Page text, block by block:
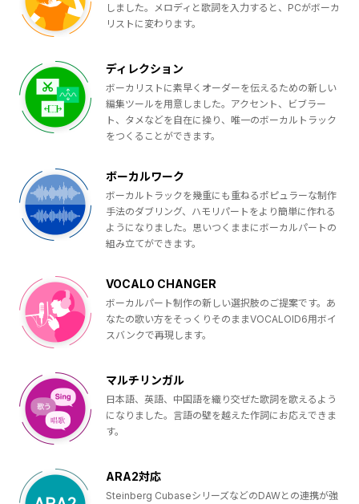
しました。メロディと歌詞を入力すると、PCがボーカ
リストに変わります。
ディレクション
ボーカリストに素早くオーダーを伝えるための新しい
編集ツールを用意しました。アクセント、ビブラー
ト、タメなどを自在に操り、唯一のボーカルトラック
をつくることができます。
ボーカルワーク
ボーカルトラックを幾重にも重ねるポピュラーな制作
手法のダブリング、ハモリパートをより簡単に作れる
ようになりました。思いつくままにボーカルパートの
組み立てができます。
VOCALO CHANGER
ボーカルパート制作の新しい選択肢のご提案です。あ
なたの歌い方をそっくりそのままVOCALOID6用ボイ
スバンクで再現します。
マルチリンガル
日本語、英語、中国語を織り交ぜた歌詞を歌えるよう
になりました。言語の壁を越えた作詞にお応えできま
す。
ARA2対応
Steinberg CubaseシリーズなどのDAWとの連携が強